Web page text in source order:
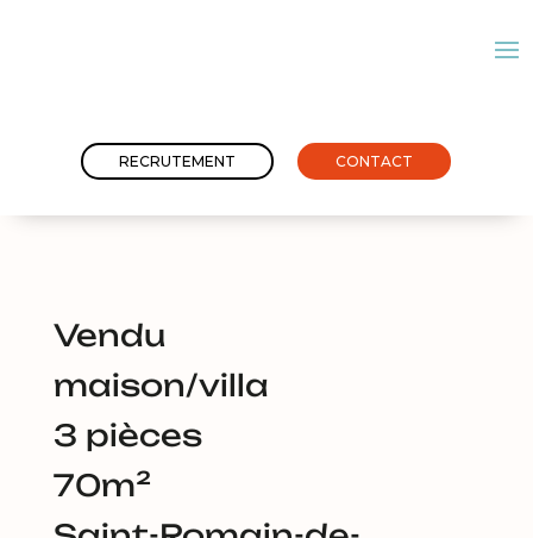
RECRUTEMENT CONTACT
Vendu
maison/villa
3 pièces
70m²